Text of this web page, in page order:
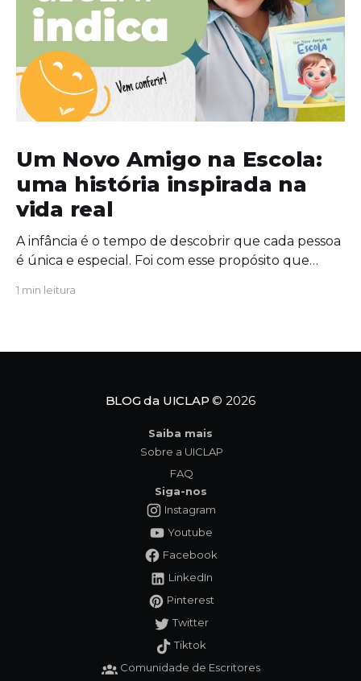
Um Novo Amigo na Escola:
uma história inspirada na
vida real
A infância é o tempo de descobrir que cada pessoa
é única e especial. Foi com esse propósito que
convida crianças, famílias e educadores a
Tavinho,
1 min leitura
BLOG da UICLAP © 2026
Saiba mais
Sobre a UICLAP
FAQ
Siga-nos
Instagram
Youtube
Facebook
LinkedIn
Pinterest
Twitter
Tiktok
Comunidade de Escritores